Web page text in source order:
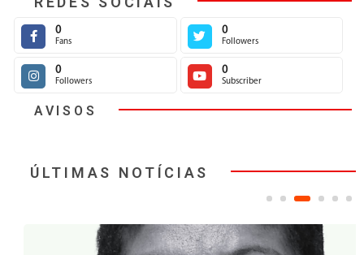
0
Fans
0
Followers
0
Followers
0
Subscriber
AVISOS
ÚLTIMAS NOTÍCIAS